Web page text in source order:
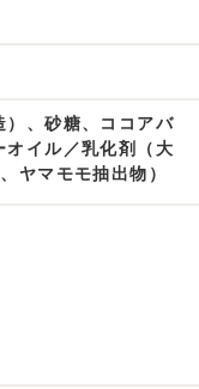
）、砂糖、ココアバ
オイル／乳化剤（大
ヤマモモ抽出物）